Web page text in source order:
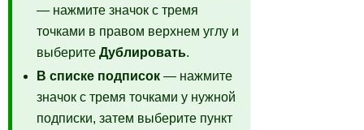
— нажмите значок с тремя
точками в правом верхнем углу и
выберите Дублировать.
В списке подписок — нажмите
значок с тремя точками у нужной
подписки, затем выберите пункт